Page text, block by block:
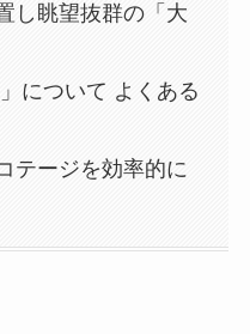
し眺望抜群の「大
について よくある
テージを効率的に